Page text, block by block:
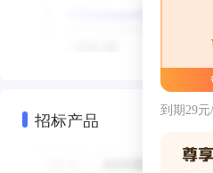
招标产品 到期29元